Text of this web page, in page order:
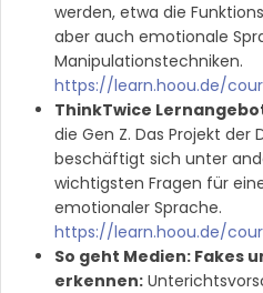
werden, etwa die
aber auch emotionale
Manipulationstechniken.
https://learn.hoou.de/
ThinkTwice
die Gen Z. Das Projekt
beschäftigt sich unter
wichtigsten Fragen für
emotionaler Sprache.
https://learn.hoou.de/
So geht Medien: Fakes
erkennen: